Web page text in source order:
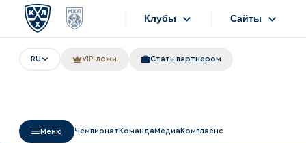
Клубы
СКА
Сайты
RU VIP-ложи Стать партнером
Меню Чемпионат КомандаМедиа Комплаенс